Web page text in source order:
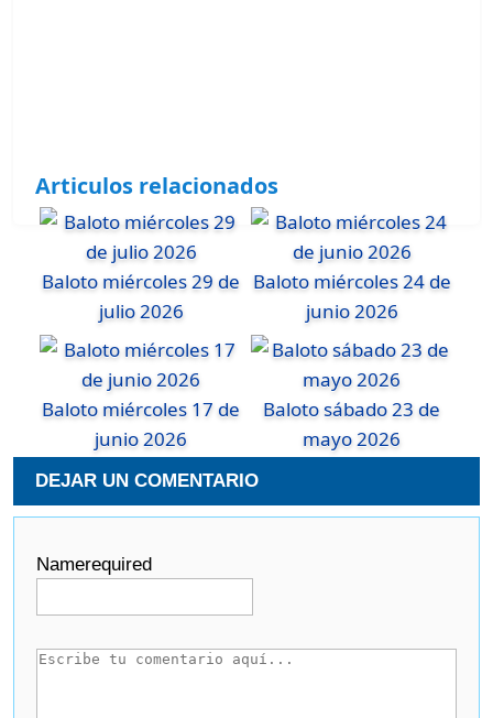
Articulos relacionados
Baloto miércoles 29 de
julio 2026
Baloto miércoles 24 de
junio 2026
Baloto miércoles 17 de
junio 2026
Baloto sábado 23 de
mayo 2026
DEJAR UN COMENTARIO
Namerequired